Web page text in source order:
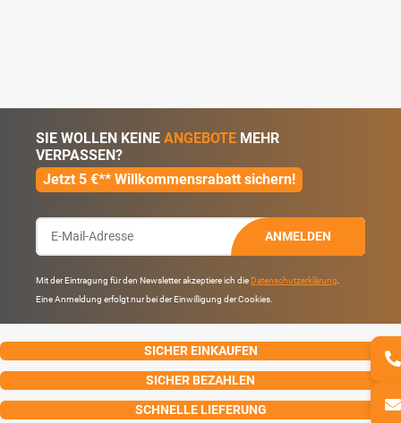
SIE WOLLEN KEINE ANGEBOTE MEHR
VERPASSEN?
Jetzt 5 €** Willkommensrabatt sichern!
ANMELDEN
Mit der Eintragung für den Newsletter akzeptiere ich die Datenschutzerklärung
Eine Anmeldung erfolgt nur bei der Einwilligung der Cookies.
SICHER EINKAUFEN
SICHER BEZAHLEN
SCHNELLE LIEFERUNG